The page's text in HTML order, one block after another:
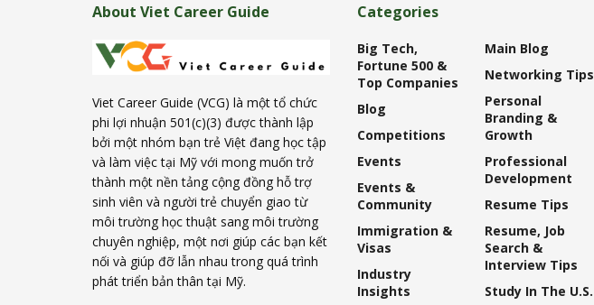
About Viet Career Guide
Viet Career Guide (VCG) là một tổ chức
phi lợi nhuận 501(c)(3) được thành lập
bởi một nhóm bạn trẻ Việt đang học tập
và làm việc tại Mỹ với mong muốn trở
thành một nền tảng cộng đồng hỗ trợ
sinh viên và người trẻ chuyển giao từ
môi trường học thuật sang môi trường
chuyên nghiệp, một nơi giúp các bạn kết
nối và giúp đỡ lẫn nhau trong quá trình
phát triển bản thân tại Mỹ.
Categories
Big Tech,
Fortune 500 &
Top Companies
Blog
Competitions
Events
Events &
Community
Immigration &
Visas
Industry
Insights
Main Blog
Networking Tips
Personal
Branding &
Growth
Professional
Development
Resume Tips
Resume, Job
Search &
Interview Tips
Study In The U.S.